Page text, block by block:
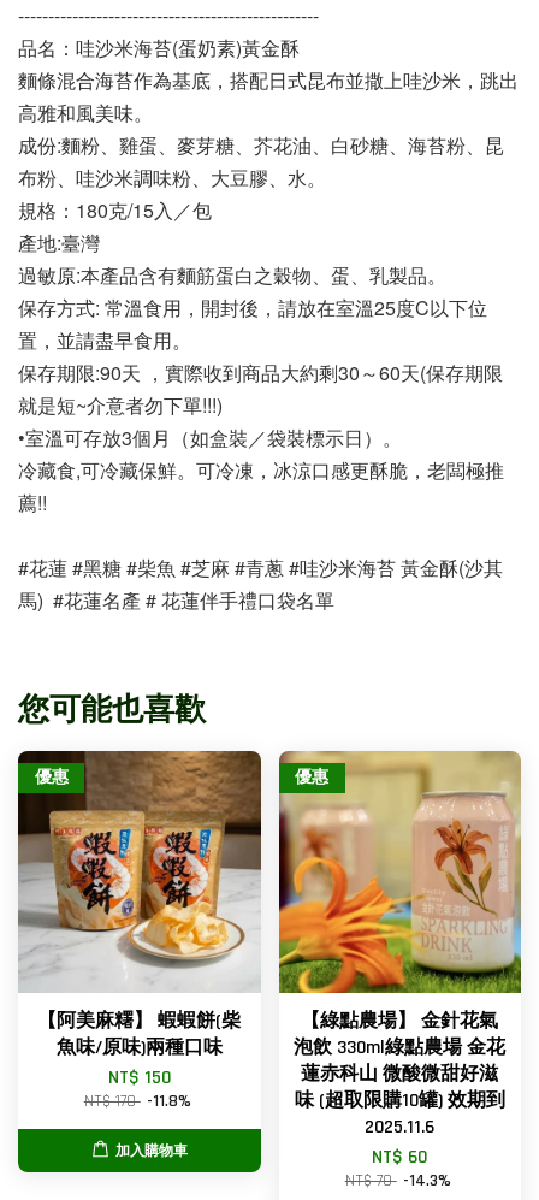
--------------------------------------------------
品名：哇沙米海苔(蛋奶素)黃金酥
麵條混合海苔作為基底，搭配日式昆布並撒上哇沙米，跳出
高雅和風美味。
成份:麵粉、雞蛋、麥芽糖、芥花油、白砂糖、海苔粉、昆
布粉、哇沙米調味粉、大豆膠、水。
規格：180克/15入／包
產地:臺灣
過敏原:本產品含有麵筋蛋白之穀物、蛋、乳製品。
保存方式: 常溫食用，開封後，請放在室溫25度C以下位
置，並請盡早食用。
保存期限:90天 ，實際收到商品大約剩30～60天(保存期限
就是短~介意者勿下單!!!)
•室溫可存放3個月（如盒裝／袋裝標示日）。
冷藏食,可冷藏保鮮。可冷凍，冰涼口感更酥脆，老闆極推
薦!!
#花蓮 #黑糖 #柴魚 #芝麻 #青蔥 #哇沙米海苔 黃金酥(沙其
馬)  #花蓮名產 # 花蓮伴手禮口袋名單
您可能也喜歡
優惠
【阿美麻糬】 蝦蝦餅(柴
魚味/原味)兩種口味
NT$ 150
NT$ 170 -11.8%
加入購物車
優惠
【綠點農場】 金針花氣
泡飲 330ml綠點農場 金花
蓮赤科山 微酸微甜好滋
味 (超取限購10罐) 效期到
2025.11.6
NT$ 60
NT$ 70 -14.3%